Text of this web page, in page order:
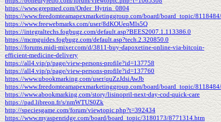
https://www.grepmed.com/Order_Hytrin_0804
https://www.freedomteamapexmarketinggroup.com/board/board_topic/
https://www.freewebmarks.com/user/8dKOUeqMls5Q
https://integraltechs.fogbugz.com/default.asp?BEES2007.1.113386.0
https://mcmguides.fogbugz.com/default.asp?tech.2.320850.0
https://forums.midi-mixer.com/d/3811-buy-dapoxetine-online-via-bitcoin-
efficient-medicine-delivery
https://all4.vip/p/page/view-persons-profile?id=137758
https://all4.vip/p/page/view-persons-profile?id=137760
https://www.ubookmarking.com/user/quZzJdsiAwJb
https://www.freedomteamapexmarketinggroup.com/board/board_topic/
https://www.abookmarking.com/story/lisinopril-next-day-cod-quick-care
https://pad.libreon.fr/s/nmWTUS0Zk
http://speciesgame.com/forum/viewtopic.php?t=392434
https://www.myaspenridge.com/board/board_topic/3180173/8771314.htm